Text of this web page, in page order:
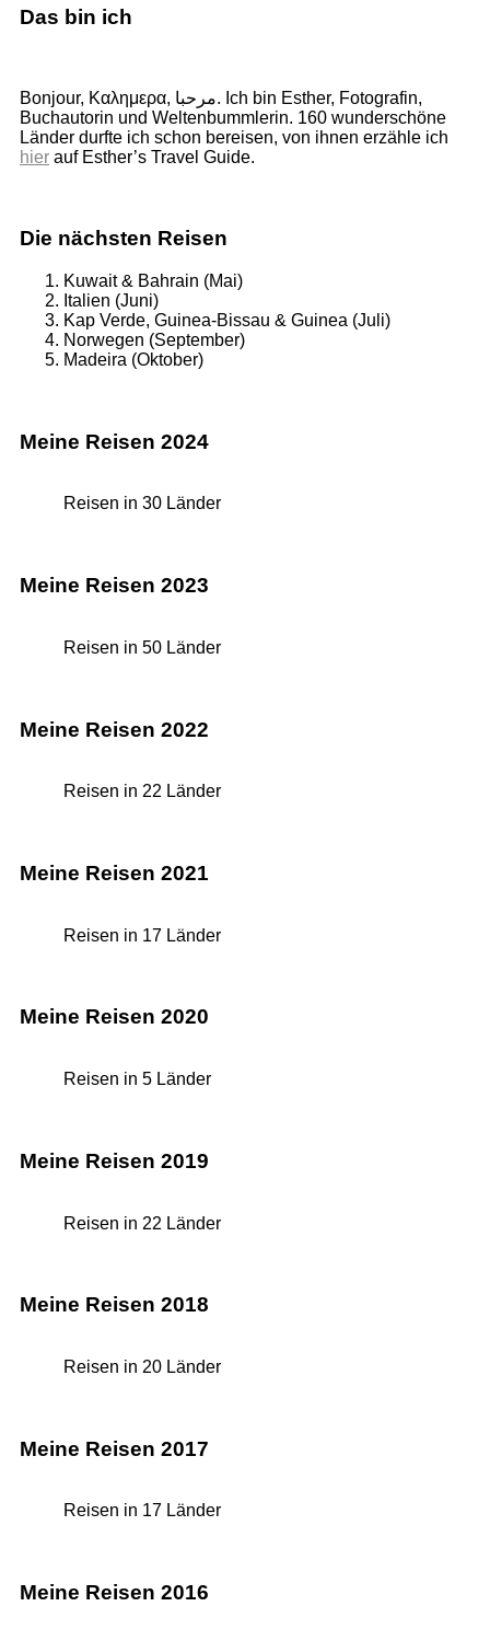
Das bin ich
Bonjour, Καλημερα, مرحبا. Ich bin Esther, Fotografin,
Buchautorin und Weltenbummlerin. 160 wunderschöne
Länder durfte ich schon bereisen, von ihnen erzähle ich
hier auf Esther’s Travel Guide.
Die nächsten Reisen
Kuwait & Bahrain (Mai)
Italien (Juni)
Kap Verde, Guinea-Bissau & Guinea (Juli)
Norwegen (September)
Madeira (Oktober)
Meine Reisen 2024
Reisen in 30 Länder
Meine Reisen 2023
Reisen in 50 Länder
Meine Reisen 2022
Reisen in 22 Länder
Meine Reisen 2021
Reisen in 17 Länder
Meine Reisen 2020
Reisen in 5 Länder
Meine Reisen 2019
Reisen in 22 Länder
Meine Reisen 2018
Reisen in 20 Länder
Meine Reisen 2017
Reisen in 17 Länder
Meine Reisen 2016